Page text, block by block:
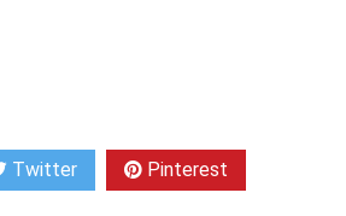
Twitter Pinterest